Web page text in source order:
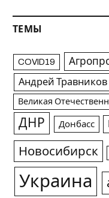
ТЕМЫ
COVID19
Андрей Травников
Великая
ДНР Донбасс
Новосибирск
Украина